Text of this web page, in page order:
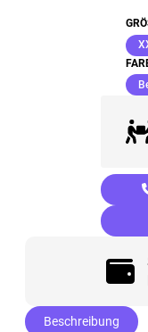
Beschreibung